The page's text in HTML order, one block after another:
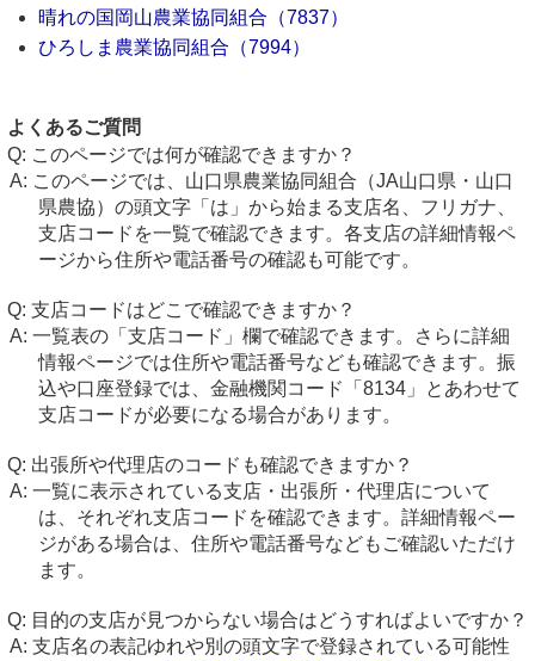
晴れの国岡山農業協同組合（7837）
ひろしま農業協同組合（7994）
よくあるご質問
このページでは何が確認できますか？
このページでは、山口県農業協同組合（JA山口県・山口
県農協）の頭文字「は」から始まる支店名、フリガナ、
支店コードを一覧で確認できます。各支店の詳細情報ペ
ージから住所や電話番号の確認も可能です。
支店コードはどこで確認できますか？
一覧表の「支店コード」欄で確認できます。さらに詳細
情報ページでは住所や電話番号なども確認できます。振
込や口座登録では、金融機関コード「8134」とあわせて
支店コードが必要になる場合があります。
出張所や代理店のコードも確認できますか？
一覧に表示されている支店・出張所・代理店について
は、それぞれ支店コードを確認できます。詳細情報ペー
ジがある場合は、住所や電話番号などもご確認いただけ
ます。
目的の支店が見つからない場合はどうすればよいですか？
支店名の表記ゆれや別の頭文字で登録されている可能性